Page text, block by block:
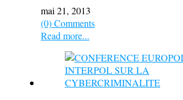
mai 21, 2013
(0) Comments
Read more...